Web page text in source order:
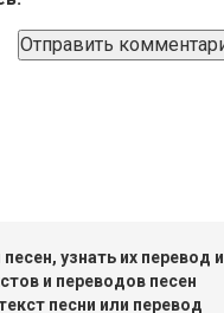
узнать их перевод и
и переводов песен
песни или перевод